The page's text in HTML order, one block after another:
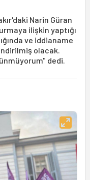
Narin Güran
ilişkin yaptığı
ve iddianame
olacak.
dedi.